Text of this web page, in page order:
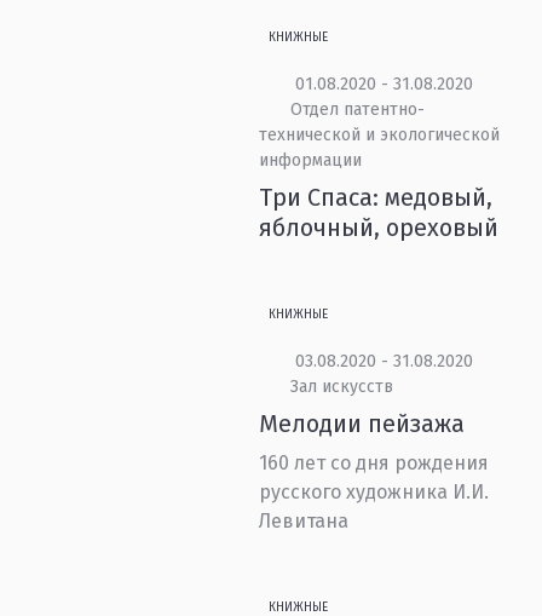
КНИЖНЫЕ
01.08.2020 - 31.08.2020
Отдел патентно-
технической и экологической
информации
Три Спаса: медовый,
яблочный, ореховый
КНИЖНЫЕ
03.08.2020 - 31.08.2020
Зал искусств
Мелодии пейзажа
160 лет со дня рождения
русского художника И.И.
Левитана
КНИЖНЫЕ